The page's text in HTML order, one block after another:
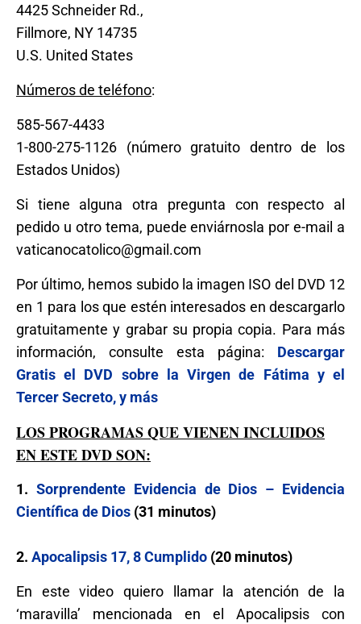
4425 Schneider Rd.,
Fillmore, NY 14735
U.S. United States
Números de teléfono:
585-567-4433
1-800-275-1126 (número gratuito dentro de los
Estados Unidos)
Si tiene alguna otra pregunta con respecto al
pedido u otro tema, puede enviárnosla por e-mail a
vaticanocatolico@gmail.com
Por último, hemos subido la imagen ISO del DVD 12
en 1 para los que estén interesados en descargarlo
gratuitamente y grabar su propia copia. Para más
información, consulte esta página: Descargar
Gratis el DVD sobre la Virgen de Fátima y el
Tercer Secreto, y más
LOS PROGRAMAS QUE VIENEN INCLUIDOS
EN ESTE DVD SON:
1. Sorprendente Evidencia de Dios – Evidencia
Científica de Dios (31 minutos)
2. Apocalipsis 17, 8 Cumplido (20 minutos)
En este video quiero llamar la atención de la
‘maravilla’ mencionada en el Apocalipsis con